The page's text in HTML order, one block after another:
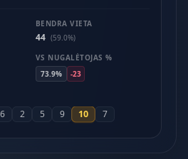
BENDRA VIETA
44 (59.0%)
VS NUGALĖTOJAS %
73.9%
-23
6 2 5 9 10 7